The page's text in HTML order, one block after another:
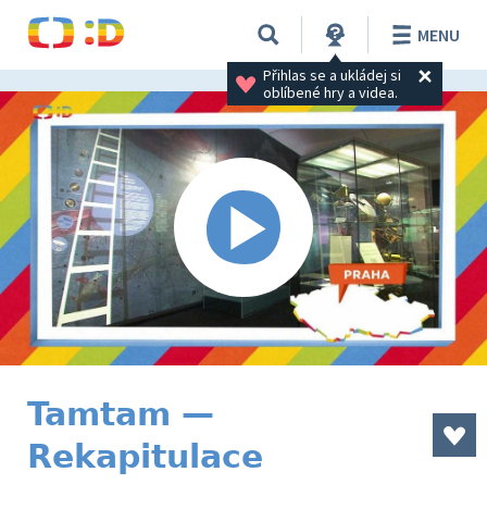
Přihlas se a ukládej si
oblíbené hry a videa.
MENU
Tamtam —
Rekapitulace